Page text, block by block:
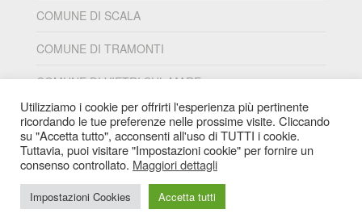
COMUNE DI SCALA
COMUNE DI TRAMONTI
COMUNE DI VIETRI SUL MARE
PIANO SOCIALE DI ZONA S2
Palazzo di Città -
piazza Abbro, 1 - Cava de' Tirreni (SA)
Utilizziamo i cookie per offrirti l'esperienza più pertinente
ricordando le tue preferenze nelle prossime visite. Cliccando
su "Accetta tutto", acconsenti all'uso di TUTTI i cookie.
Tuttavia, puoi visitare "Impostazioni cookie" per fornire un
consenso controllato. Maggiori dettagli
Impostazioni Cookies Accetta tutti